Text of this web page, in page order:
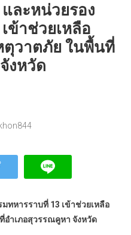
ละหน่วยรอง
ข้าช่วยเหลือ
ตุวาตภัย ในพื้นที่
งหวัด
ทหารราบที่ 13 เข้าช่วยเหลือ
ำเภอสุวรรณคูหา จังหวัด